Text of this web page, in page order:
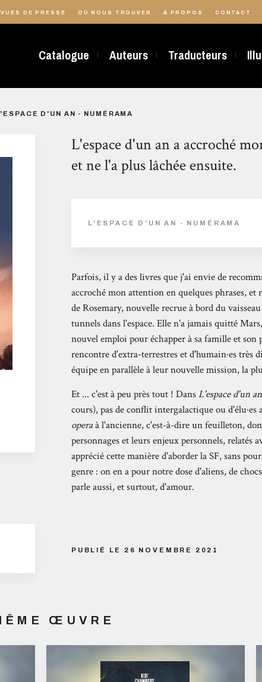
DE PRESSE OÙ NOUS TROUVER À PROPOS CONTACT
Catalogue Auteurs Traducteurs
D'UN AN - NUMÉRAMA
L'espace d'un an a accroché
et ne l'a plus lâchée ensuite.
L'ESPACE D'UN AN - NUMÉRAMA
Parfois, il y a des livres que j'ai envie de
accroché mon attention en quelques phrases,
de Rosemary, nouvelle recrue à bord du
tunnels dans l'espace. Elle n'a jamais quitté
nouvel emploi pour échapper à sa famille et son
rencontre d'extra-terrestres et d'humain·es très
équipe en parallèle à leur nouvelle mission, la
Et ... c'est à peu près tout ! DansL'espace d'un an
cours), pas de conflit intergalactique ou d'élu·es
operaà l'ancienne, c'est-à-dire un feuilleton,
personnages et leurs enjeux personnels, relatés
apprécié cette manière d'aborder la SF, sans
genre : on en a pour notre dose d'aliens, de
parle aussi, et surtout, d'amour.
PUBLIÉ LE 26 NOVEMBRE 2021
ŒUVRE